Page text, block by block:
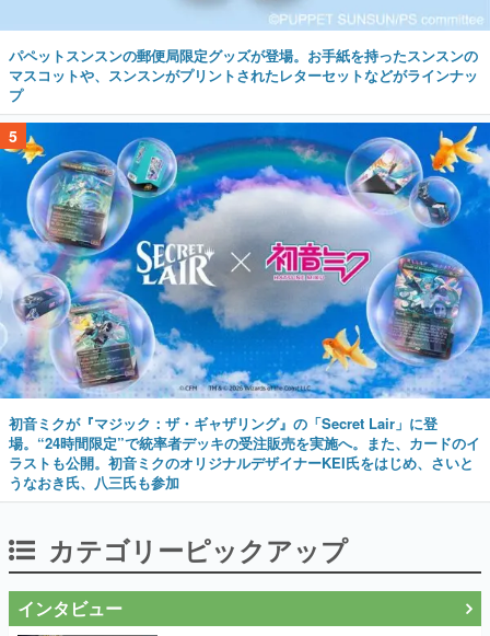
パペットスンスンの郵便局限定グッズが登場。お手紙を持ったスンスンの
マスコットや、スンスンがプリントされたレターセットなどがラインナッ
プ
5
初音ミクが『マジック：ザ・ギャザリング』の「Secret Lair」に登
場。“24時間限定”で統率者デッキの受注販売を実施へ。また、カードのイ
ラストも公開。初音ミクのオリジナルデザイナーKEI氏をはじめ、さいと
うなおき氏、八三氏も参加
カテゴリーピックアップ
インタビュー